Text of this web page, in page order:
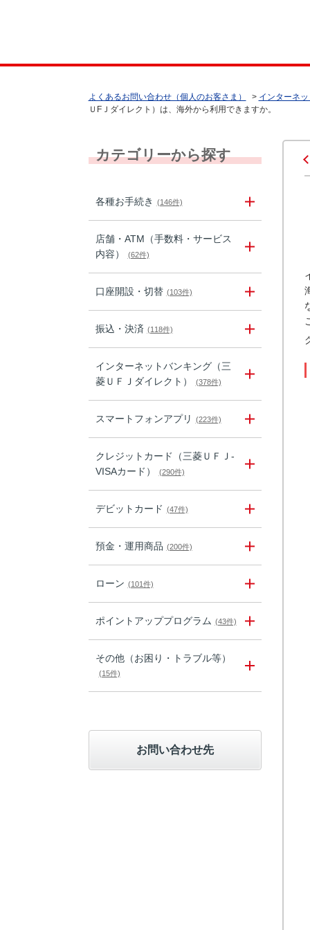
よくあるお問い合わせ（個人のお客さま） > インターネ
ＵFＪダイレクト）は、海外から利用できますか。
カテゴリーから探す
各種お手続き (146件)
店舗・ATM（手数料・サービス
内容）
(62件)
口座開設・切替 (103件)
振込・決済 (118件)
インターネットバンキング（三
菱ＵＦＪダイレクト）
(378件)
スマートフォンアプリ (223件)
クレジットカード（三菱ＵＦＪ-
VISAカード）
(290件)
デビットカード (47件)
預金・運用商品 (200件)
ローン (101件)
ポイントアッププログラム (43件)
その他（お困り・トラブル等）
(15件)
お問い合わせ先